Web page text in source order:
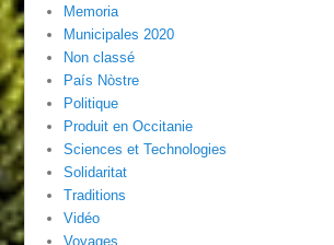
Memoria
Municipales 2020
Non classé
País Nòstre
Politique
Produit en Occitanie
Sciences et Technologies
Solidaritat
Traditions
Vidéo
Voyages